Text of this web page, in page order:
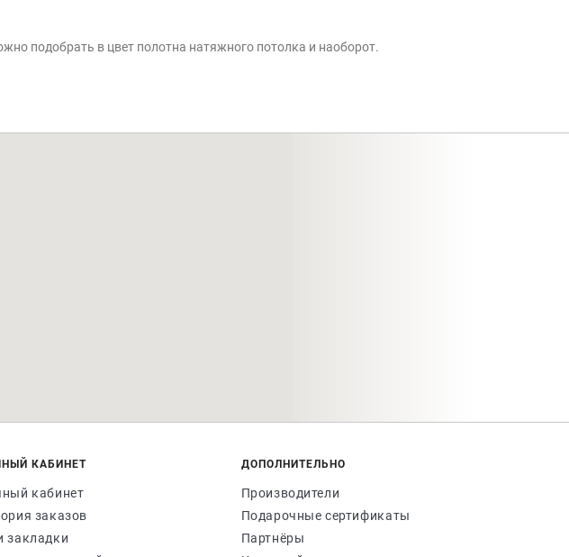
подобрать в цвет полотна натяжного потолка и наоборот.
КАБИНЕТ
кабинет
заказов
закладки
ДОПОЛНИТЕЛЬНО
Производители
Подарочные сертификаты
Партнёры